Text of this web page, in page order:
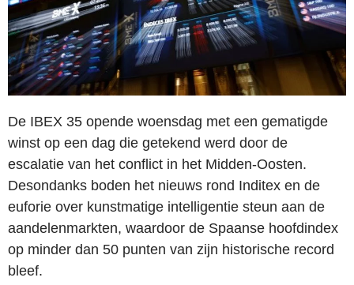
De IBEX 35 opende woensdag met een gematigde
winst op een dag die getekend werd door de
escalatie van het conflict in het Midden-Oosten.
Desondanks boden het nieuws rond Inditex en de
euforie over kunstmatige intelligentie steun aan de
aandelenmarkten, waardoor de Spaanse hoofdindex
op minder dan 50 punten van zijn historische record
bleef.